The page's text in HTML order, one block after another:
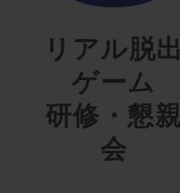
リアル脱
ゲーム
研修・懇
会